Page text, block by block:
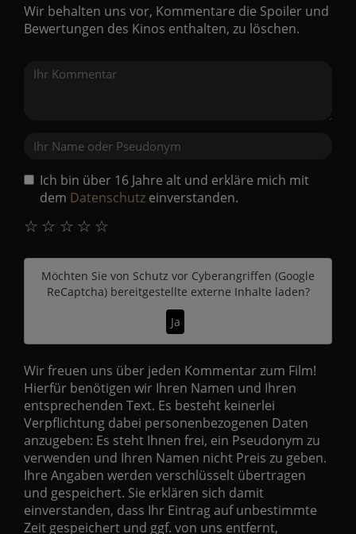
Wir behalten uns vor, Kommentare die Spoiler und
Bewertungen des Kinos enthalten, zu löschen.
Ich bin über 16 Jahre alt und erkläre mich mit
dem Datenschutz einverstanden.
☆
☆
☆
☆
☆
Möchten Sie von Schutz vor Cyberangriffen (Google
ReCaptcha)bereitgestellte externe Inhalte laden?
Ja
Wir freuen uns über jeden Kommentar zum Film!
Hierfür benötigen wir Ihren Namen und Ihren
entsprechenden Text. Es besteht keinerlei
Verpflichtung dabei personenbezogenen Daten
anzugeben: Es steht Ihnen frei, ein Pseudonym zu
verwenden und Ihren Namen nicht Preis zu geben.
Ihre Angaben werden verschlüsselt übertragen
und gespeichert. Sie erklären sich damit
einverstanden, dass Ihr Eintrag auf unbestimmte
Zeit gespeichert und ggf. von uns entfernt,